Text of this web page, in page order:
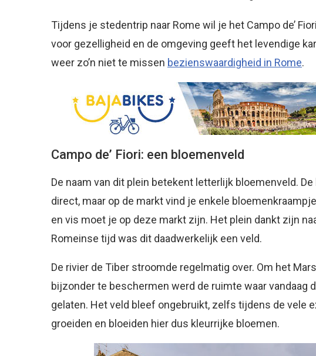
Tijdens je stedentrip naar Rome wil je het Campo de’
voor gezelligheid en de omgeving geeft het levendige
weer zo’n niet te missen bezienswaardigheid in Rome.
Campo de’ Fiori: een bloemenveld
De naam van dit plein betekent letterlijk bloemenveld.
direct, maar op de markt vind je enkele
en vis moet je op deze markt zijn. Het plein dankt zijn
Romeinse tijd was dit daadwerkelijk een veld.
De rivier de Tiber stroomde regelmatig over. Om het
bijzonder te beschermen werd de ruimte waar vandaag
gelaten. Het veld bleef ongebruikt, zelfs tijdens de vele
groeiden en bloeiden hier dus kleurrijke bloemen.